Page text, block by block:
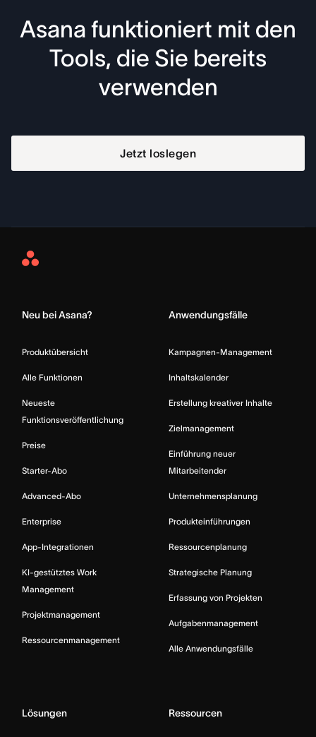
Asana funktioniert mit den
Tools, die Sie bereits
verwenden
Jetzt loslegen
Asana
Neu bei Asana?
Produktübersicht
Alle Funktionen
Neueste
Funktionsveröffentlichung
Preise
Starter-Abo
Advanced-Abo
Enterprise
App-Integrationen
KI-gestütztes Work
Management
Projektmanagement
Ressourcenmanagement
Anwendungsfälle
Kampagnen-Management
Inhaltskalender
Erstellung kreativer Inhalte
Zielmanagement
Einführung neuer
Mitarbeitender
Unternehmensplanung
Produkteinführungen
Ressourcenplanung
Strategische Planung
Erfassung von Projekten
Aufgabenmanagement
Alle Anwendungsfälle
Lösungen Ressourcen